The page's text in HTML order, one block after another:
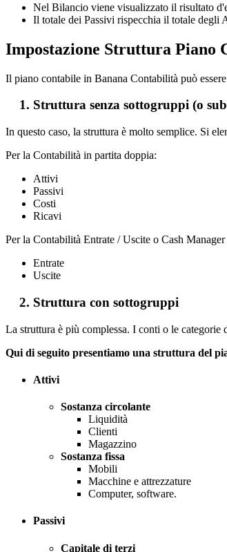
Nel Bilancio viene visualizzato il risultato
Il totale dei Passivi rispecchia il totale degli
Impostazione Struttura Piano
Il piano contabile in Banana Contabilità può
1. Struttura senza sottogruppi (o
In questo caso, la struttura è molto semplice. Si
Per la Contabilità in partita doppia:
Attivi
Passivi
Costi
Ricavi
Per la Contabilità Entrate / Uscite o Cash
Entrate
Uscite
2. Struttura con sottogruppi
La struttura è più complessa. I conti o le
Qui di seguito presentiamo una struttura del
Attivi
Sostanza circolante
Liquidità
Clienti
Magazzino
Sostanza fissa
Mobili
Macchine e attrezzature
Computer, software.
Passivi
Capitale di terzi